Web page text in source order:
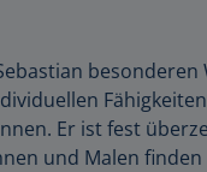
besonderen
Er ist fest
und Malen